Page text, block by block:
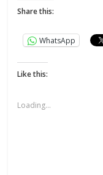
Share this:
WhatsApp
Like this:
Loading...